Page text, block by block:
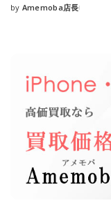
Posted
by Amemoba店長